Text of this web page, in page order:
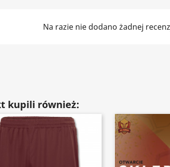
Na razie nie dodano żadnej
kupili również: